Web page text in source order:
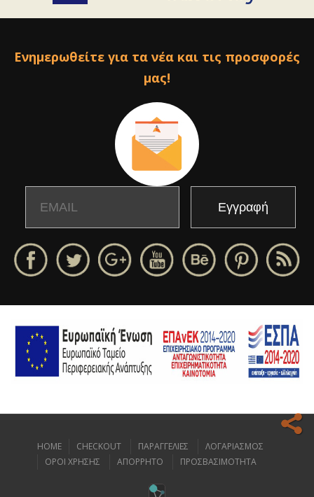
Ενημερωθείτε για τα νέα και τις προσφορές
μας!
Ο ιστοχώρος μας κάνει χρήση cookies για να σας προσφέρει την
HOME CHECKOUT ΠΑΡΑΓΓΕΛΙΕΣ
ΛΟΓΑΡΙΑΣΜΟΣ
ΟΡΟΙ ΧΡΗΣΗΣ
ΑΠΟΡΡΗΤΟ ΠΡΟΣΒΑΣΙΜΟΤΗΤΑ